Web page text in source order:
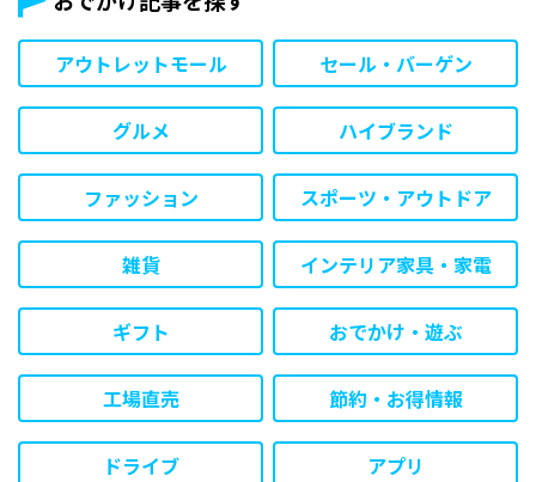
アウトレットモール セール・バーゲン
グルメ ハイブランド
ファッション スポーツ・アウトドア
雑貨 インテリア家具・家電
ギフト おでかけ・遊ぶ
工場直売 節約・お得情報
ドライブ アプリ